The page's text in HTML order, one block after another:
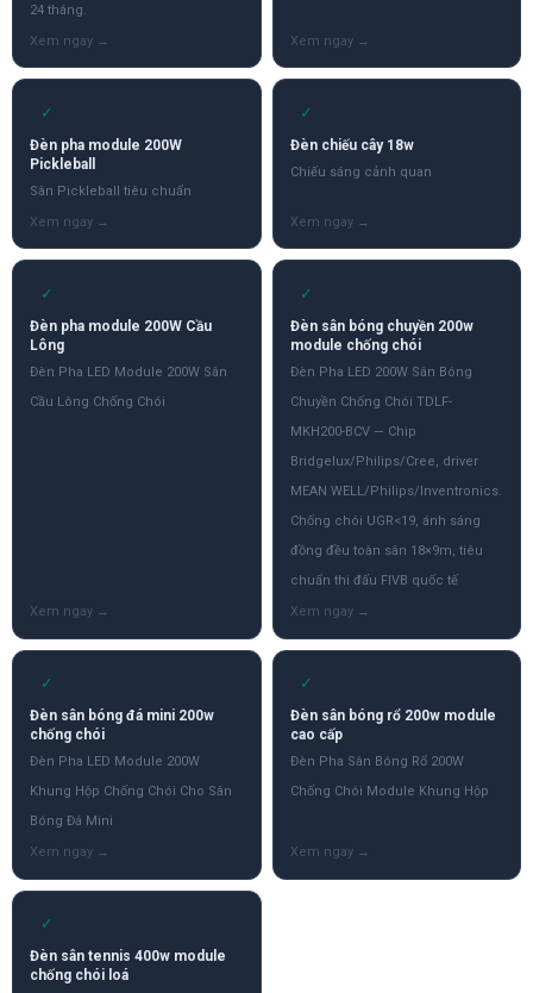
24 tháng.
✓
Đèn pha module 200W
Pickleball
Sân Pickleball tiêu chuẩn
✓
Đèn chiếu cây 18w
Chiếu sáng cảnh quan
✓
Đèn pha module 200W Cầu
Lông
Đèn Pha LED Module 200W Sân
Cầu Lông Chống Chói
✓
Đèn sân bóng chuyền 200w
module chống chói
Đèn Pha LED 200W Sân Bóng
Chuyền Chống Chói TDLF-
MKH200-BCV — Chip
Bridgelux/Philips/Cree, driver
MEAN WELL/Philips/Inventronics.
Chống chói UGR<19, ánh sáng
đồng đều toàn sân 18×9m, tiêu
chuẩn thi đấu FIVB quốc tế
✓
Đèn sân bóng đá mini 200w
chống chói
Đèn Pha LED Module 200W
Khung Hộp Chống Chói Cho Sân
Bóng Đá Mini
✓
Đèn sân bóng rổ 200w module
cao cấp
Đèn Pha Sân Bóng Rổ 200W
Chống Chói Module Khung Hộp
✓
Đèn sân tennis 400w module
chống chói loá